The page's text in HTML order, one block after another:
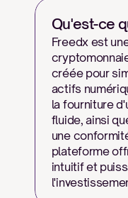
Qu'est-ce
Freedx est
créée pour
actifs
la fourniture
fluide, ainsi
une
plateforme
intuitif et